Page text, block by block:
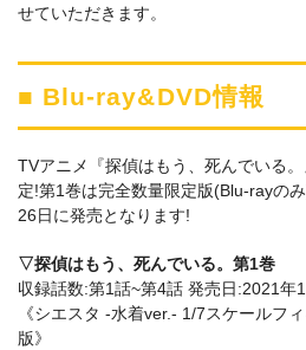
せていただきます。
■ Blu-ray&DVD情報
TVアニメ『探偵はもう、死んでいる
定!第1巻は完全数量限定版(Blu-rayの
26日に発売となります!
▽探偵はもう、死んでいる。第1巻
収録話数:第1話~第4話 発売日:2021年
《シエスタ -水着ver.- 1/7スケールフ
版》